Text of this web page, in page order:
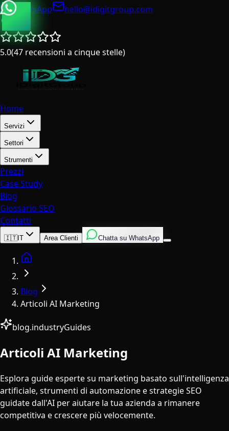
WhatsApp
hello@idigitgroup.com
5.0(47 recensioni a cinque stelle)
Home
Servizi
Settori
Strumenti
Prezzi
Case Study
Blog
Glossario SEO
Contatti
IngleseItalianoSpagnolo
🇮🇹IT Area Clienti Chatta su WhatsApp
Blog
Articoli AI Marketing
blog.industryGuides
Articoli AI Marketing
Esplora guide esperte su marketing basato sull'intelligenza
artificiale, strumenti di automazione e strategie SEO
guidate dall'AI per aiutare la tua azienda a rimanere
competitiva e crescere più velocemente.